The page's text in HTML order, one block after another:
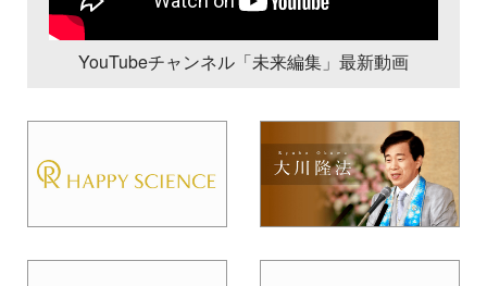
YouTubeチャンネル「未来編集」最新動画